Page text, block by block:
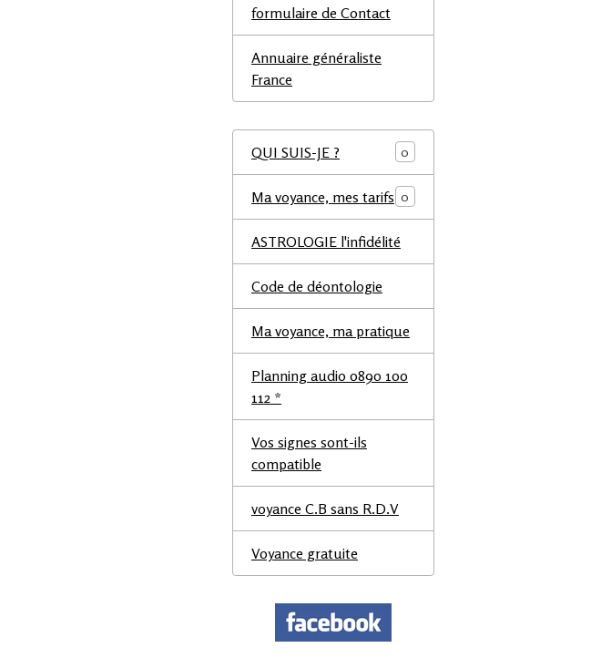
formulaire de Contact
Annuaire généraliste
France
QUI SUIS-JE ? 0
Ma voyance, mes tarifs 0
ASTROLOGIE l'infidélité
Code de déontologie
Ma voyance, ma pratique
Planning audio 0890 100
112 *
Vos signes sont-ils
compatible
voyance C.B sans R.D.V
Voyance gratuite